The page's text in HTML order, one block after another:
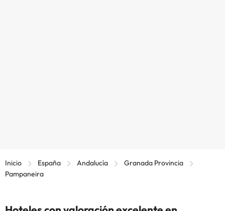
Inicio España Andalucía
Granada Provincia
Pampaneira